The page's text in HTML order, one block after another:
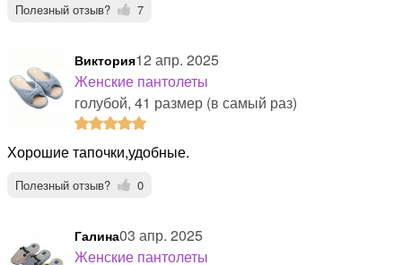
Полезный отзыв? 7
Виктория12 апр. 2025
Женские пантолеты
голубой, 41 размер (в самый раз)
Хорошие тапочки,удобные.
Полезный отзыв? 0
Галина03 апр. 2025
Женские пантолеты